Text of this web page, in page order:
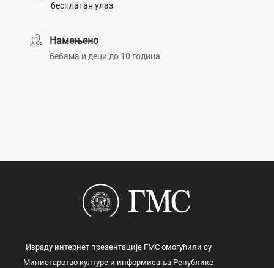
бесплатан улаз
Намењено
бебама и деци до 10 година
Израду интернет презентације ГМС омогућили су
Министарство културе и информисања Републике